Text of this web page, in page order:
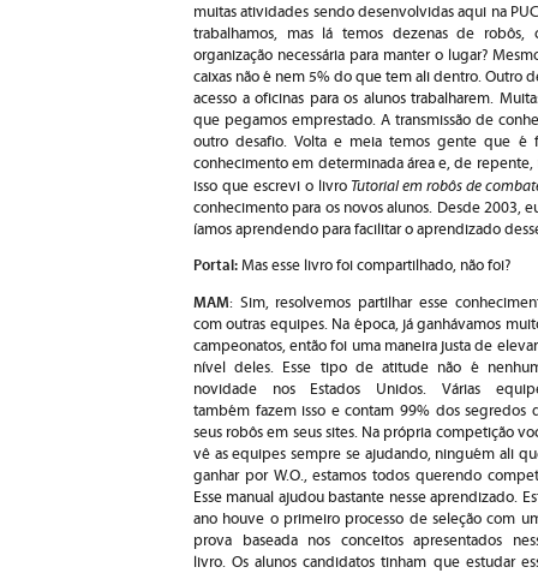
muitas atividades sendo desenvolvidas aqui na
trabalhamos, mas lá temos dezenas de
organização necessária para manter o lugar?
caixas não é nem 5% do que tem ali dentro. Outro
acesso a oficinas para os alunos trabalharem.
que pegamos emprestado. A transmissão de
outro desafio. Volta e meia temos gente que
conhecimento em determinada área e, de
isso que escrevi o livro Tutorial em robôs de
conhecimento para os novos alunos. Desde 2003,
íamos aprendendo para facilitar o aprendizado
Portal: Mas esse livro foi compartilhado, não foi?
MAM: Sim, resolvemos partilhar esse
com outras equipes. Na época, já ganhávamos
campeonatos, então foi uma maneira justa de
nível deles. Esse tipo de atitude não é
novidade nos Estados Unidos. Várias
também fazem isso e contam 99% dos segredos
seus robôs em seus sites. Na própria competição
vê as equipes sempre se ajudando, ninguém ali
ganhar por W.O., estamos todos querendo
Esse manual ajudou bastante nesse aprendizado.
ano houve o primeiro processo de seleção com
prova baseada nos conceitos apresentados
livro. Os alunos candidatos tinham que estudar